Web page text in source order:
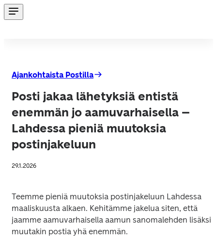
Ajankohtaista Postilla
Posti jakaa lähetyksiä entistä
enemmän jo aamuvarhaisella –
Lahdessa pieniä muutoksia
postinjakeluun
29.1.2026
Teemme pieniä muutoksia postinjakeluun Lahdessa
maaliskuusta alkaen. Kehitämme jakelua siten, että
jaamme aamuvarhaisella aamun sanomalehden lisäksi
muutakin postia yhä enemmän.